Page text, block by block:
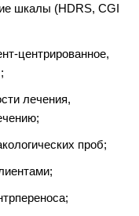
шкалы (HDRS, CGI
центрированное,
лечения,
проб;